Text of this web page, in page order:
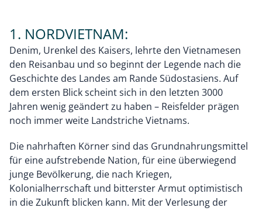
1. NORDVIETNAM:
Denim, Urenkel des Kaisers, lehrte den Vietnamesen
den Reisanbau und so beginnt der Legende nach die
Geschichte des Landes am Rande Südostasiens. Auf
dem ersten Blick scheint sich in den letzten 3000
Jahren wenig geändert zu haben – Reisfelder prägen
noch immer weite Landstriche Vietnams.
Die nahrhaften Körner sind das Grundnahrungsmittel
für eine aufstrebende Nation, für eine überwiegend
junge Bevölkerung, die nach Kriegen,
Kolonialherrschaft und bitterster Armut optimistisch
in die Zukunft blicken kann. Mit der Verlesung der